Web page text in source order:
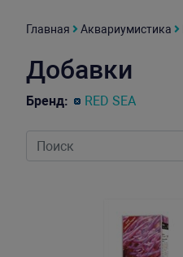
Главная Аквариумистика
Добавки
Бренд: RED SEA